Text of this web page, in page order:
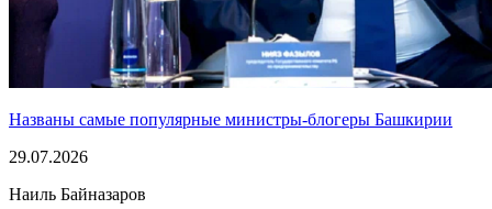
Названы самые популярные министры-блогеры Башкирии
29.07.2026
Наиль Байназаров